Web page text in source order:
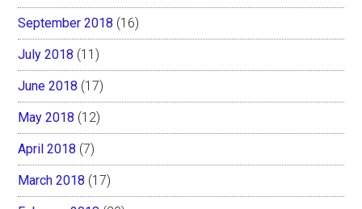
September 2018 (16)
July 2018 (11)
June 2018 (17)
May 2018 (12)
April 2018 (7)
March 2018 (17)